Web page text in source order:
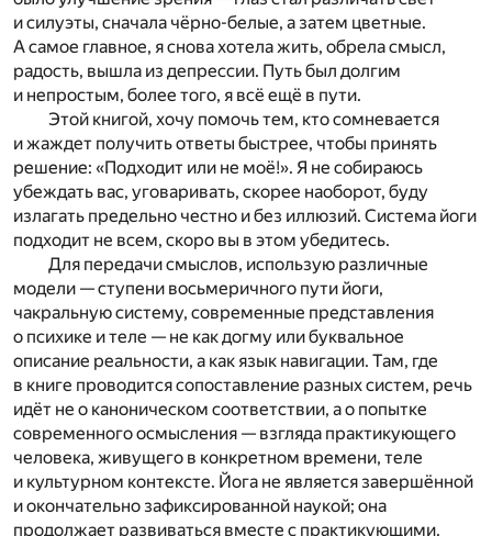
и силуэты, сначала чёрно-белые, а затем цветные.
А самое главное, я снова хотела жить, обрела смысл,
радость, вышла из депрессии. Путь был долгим
и непростым, более того, я всё ещё в пути.
Этой книгой, хочу помочь тем, кто сомневается
и жаждет получить ответы быстрее, чтобы принять
решение: «Подходит или не моё!». Я не собираюсь
убеждать вас, уговаривать, скорее наоборот, буду
излагать предельно честно и без иллюзий. Система йоги
подходит не всем, скоро вы в этом убедитесь.
Для передачи смыслов, использую различные
модели — ступени восьмеричного пути йоги,
чакральную систему, современные представления
о психике и теле — не как догму или буквальное
описание реальности, а как язык навигации. Там, где
в книге проводится сопоставление разных систем, речь
идёт не о каноническом соответствии, а о попытке
современного осмысления — взгляда практикующего
человека, живущего в конкретном времени, теле
и культурном контексте. Йога не является завершённой
и окончательно зафиксированной наукой; она
продолжает развиваться вместе с практикующими.